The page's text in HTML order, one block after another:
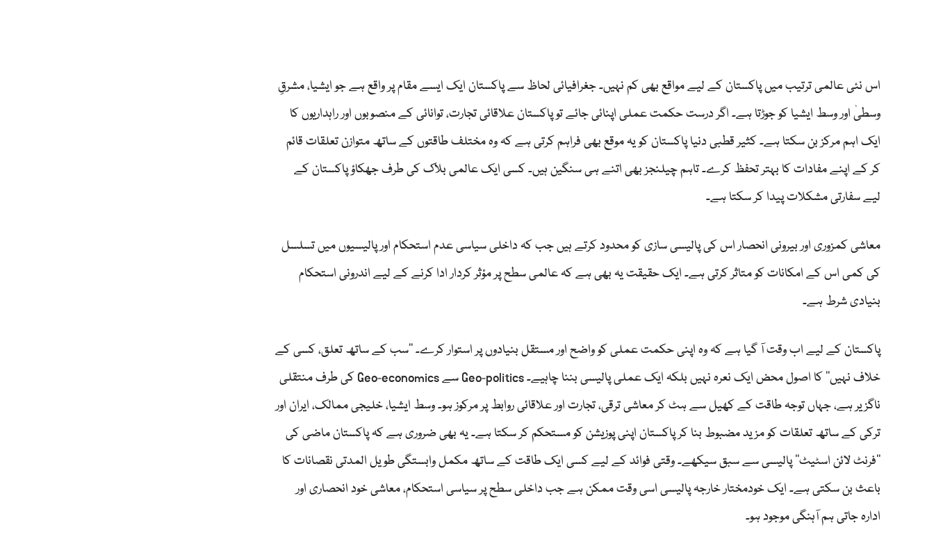
اس نئی عالمی ترتیب میں پاکستان کے لیے مواقع بھی کم نہیں۔ جغرافیائی لحاظ سے پاکستان ایک ایسے مقام پر واقع ہے جو ایشیا، مشرقِ
وسطیٰ اور وسط ایشیا کو جوڑتا ہے۔ اگر درست حکمت عملی اپنائی جائے تو پاکستان علاقائی تجارت، توانائی کے منصوبوں اور راہداریوں کا
ایک اہم مرکز بن سکتا ہے۔ کثیر قطبی دنیا پاکستان کو یہ موقع بھی فراہم کرتی ہے کہ وہ مختلف طاقتوں کے ساتھ متوازن تعلقات قائم
کر کے اپنے مفادات کا بہتر تحفظ کرے۔ تاہم چیلنجز بھی اتنے ہی سنگین ہیں۔ کسی ایک عالمی بلاک کی طرف جھکاؤ پاکستان کے
لیے سفارتی مشکلات پیدا کر سکتا ہے۔
معاشی کمزوری اور بیرونی انحصار اس کی پالیسی سازی کو محدود کرتے ہیں جب کہ داخلی سیاسی عدم استحکام اور پالیسیوں میں تسلسل
کی کمی اس کے امکانات کو متاثر کرتی ہے۔ ایک حقیقت یہ بھی ہے کہ عالمی سطح پر مؤثر کردار ادا کرنے کے لیے اندرونی استحکام
بنیادی شرط ہے۔
پاکستان کے لیے اب وقت آ گیا ہے کہ وہ اپنی حکمت عملی کو واضح اور مستقل بنیادوں پر استوار کرے۔ ’’سب کے ساتھ تعلق، کسی کے
خلاف نہیں‘‘ کا اصول محض ایک نعرہ نہیں بلکہ ایک عملی پالیسی بننا چاہیے۔ Geo-politics سے Geo-economics کی طرف منتقلی
ناگزیر ہے، جہاں توجہ طاقت کے کھیل سے ہٹ کر معاشی ترقی، تجارت اور علاقائی روابط پر مرکوز ہو۔ وسط ایشیا، خلیجی ممالک، ایران اور
ترکی کے ساتھ تعلقات کو مزید مضبوط بنا کر پاکستان اپنی پوزیشن کو مستحکم کر سکتا ہے۔ یہ بھی ضروری ہے کہ پاکستان ماضی کی
’’فرنٹ لائن اسٹیٹ‘‘ پالیسی سے سبق سیکھے۔ وقتی فوائد کے لیے کسی ایک طاقت کے ساتھ مکمل وابستگی طویل المدتی نقصانات کا
باعث بن سکتی ہے۔ ایک خودمختار خارجہ پالیسی اسی وقت ممکن ہے جب داخلی سطح پر سیاسی استحکام، معاشی خود انحصاری اور
ادارہ جاتی ہم آہنگی موجود ہو۔